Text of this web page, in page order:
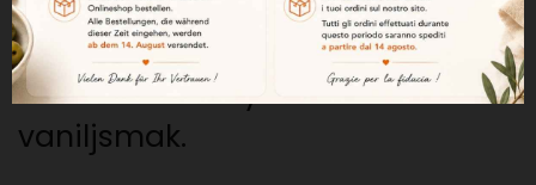
och vinets fruktighet dominerar
med en mycket intressant
vaniljsmak.